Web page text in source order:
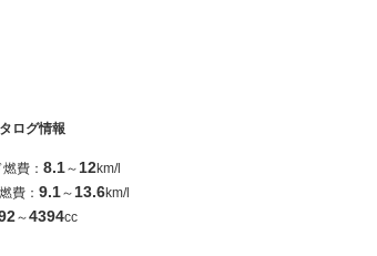
ログ情報
費： 8.1～ 12km/l
費： 9.1～ 13.6km/l
～4394cc